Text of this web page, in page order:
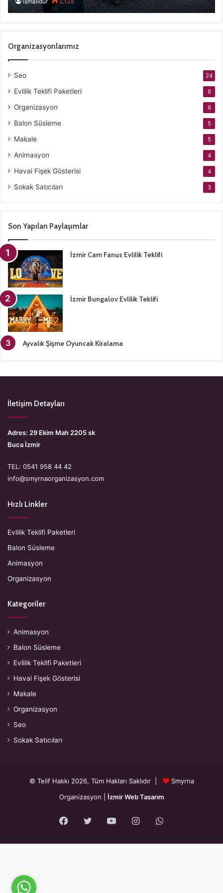
Organizasyonlarımız
Seo 24
Evlilik Teklifi Paketleri 8
Organizasyon 6
Balon Süsleme 5
Makale 5
Animasyon 4
Havai Fişek Gösterisi 4
Sokak Satıcıları 3
Son Yapılan Paylaşımlar
İzmir Cam Fanus Evlilik Teklifi
İzmir Bungalov Evlilik Teklifi
Ayvalık Şişme Oyuncak Kiralama
İletişim Detayları
Adres: 29 Ekim Mah 2205 sk
Buca İzmir
TEL: 0541 958 44 42
info@smyrnaorganizasyon.com
Hızlı Linkler
Evlilik Teklifi Paketleri
Balon Süsleme
Animasyon
Organizasyon
Kategoriler
Animasyon
Balon Süsleme
Evlilik Teklifi Paketleri
Havai Fişek Gösterisi
Makale
Organizasyon
Seo
Sokak Satıcıları
© Telif Hakkı 2026, Tüm Hakları Saklıdır |
Smyrna
Organizasyon
İzmir Web Tasarım
Facebook
TwitterYouTubeInstagramWhatsApp
content\/plugins\/*","\/wp-content\/themes\/smyrna\/*","\/*\\?(.+)"]}},
{"not":{"selector_matches":"a[rel~=\"nofollow\"]"}},{"not":